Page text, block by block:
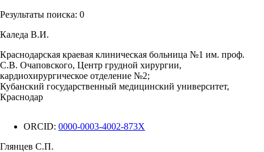
Результаты поиска: 0
Каледа В.И.
Краснодарская краевая клиническая больница №1 им. проф.
С.В. Очаповского, Центр грудной хирургии,
кардиохирургическое отделение №2;
Кубанский государственный медицинский университет,
Краснодар
ORCID: 0000-0003-4002-873X
Глянцев С.П.